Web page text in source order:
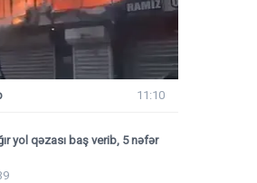
11:10
yol qəzası baş verib, 5 nəfər